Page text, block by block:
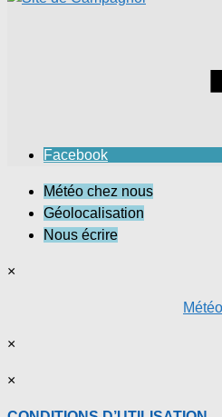
Facebook
Météo chez nous
Géolocalisation
Nous écrire
×
Météo
×
×